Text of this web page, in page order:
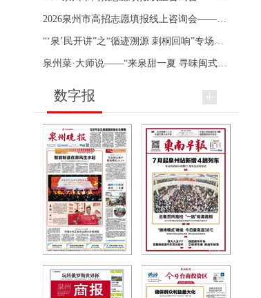
数字报